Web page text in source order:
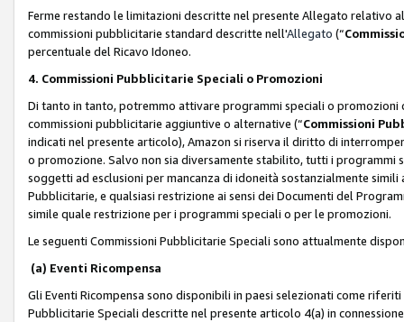
Ferme restando le limitazioni descritte nel presente Allegato relativo
commissioni pubblicitarie standard descritte nell'Allegato (“
percentuale del Ricavo Idoneo.
4. Commissioni Pubblicitarie Speciali o Promozioni
Di tanto in tanto, potremmo attivare programmi speciali o
commissioni pubblicitarie aggiuntive o alternative (“Commissioni
indicati nel presente articolo), Amazon si riserva il diritto di
o promozione. Salvo non sia diversamente stabilito, tutti i
soggetti ad esclusioni per mancanza di idoneità sostanzialmente
Pubblicitarie, e qualsiasi restrizione ai sensi dei Documenti del
simile quale restrizione per i programmi speciali o per le promozioni.
Le seguenti Commissioni Pubblicitarie Speciali sono attualmente
(a) Eventi Ricompensa
Gli Eventi Ricompensa sono disponibili in paesi selezionati come
Pubblicitarie Speciali descritte nel presente articolo 4(a) in